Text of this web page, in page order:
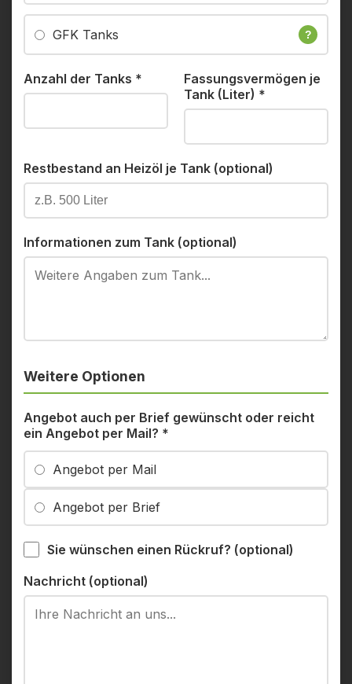
GFK Tanks ?
Anzahl der Tanks *
Fassungsvermögen je
Tank (Liter) *
Restbestand an Heizöl je Tank (optional)
Informationen zum Tank (optional)
Weitere Optionen
Angebot auch per Brief gewünscht oder reicht
ein Angebot per Mail? *
Angebot per Mail
Angebot per Brief
Sie wünschen einen Rückruf? (optional)
Nachricht (optional)